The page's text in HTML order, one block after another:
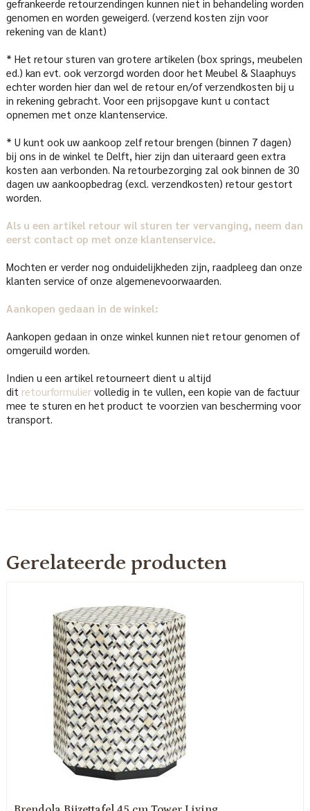
gefrankeerde retourzendingen kunnen niet in behandeling worden
genomen en worden geweigerd. (verzend kosten zijn voor
rekening van de klant)
* Het retour sturen van grotere artikelen (box springs, meubelen
ed.) kan evt. ook verzorgd worden door het Meubel & Slaaphuys
echter worden hier dan wel de retour en/of verzendkosten bij u
in rekening gebracht. Voor een prijsopgave kunt u contact
opnemen met onze klantenservice.
* U kunt ook uw aankoop zelf retour brengen (binnen 7 dagen)
bij ons in de winkel te Delft, hier zijn dan uiteraard geen extra
kosten aan verbonden. Na retourbezorging zal ook binnen de 30
dagen uw aankoopbedrag (excl. verzendkosten) retour gestort
worden.
Als u een artikel retour wil sturen ter vervanging, neem dan
eerst contact op met onze klantenservice.
Mochten er verder nog onduidelijkheden zijn, raadpleeg dan onze
klanten service of onze algemenevoorwaarden.
Aankopen gedaan in de winkel:
Aankopen gedaan in onze winkel kunnen niet retour genomen of
omgeruild worden.
Indien u een artikel retourneert dient u altijd
dit retourformuliervolledig in te vullen, een kopie van de factuur
mee te sturen en het product te voorzien van bescherming voor
transport.
Gerelateerde producten